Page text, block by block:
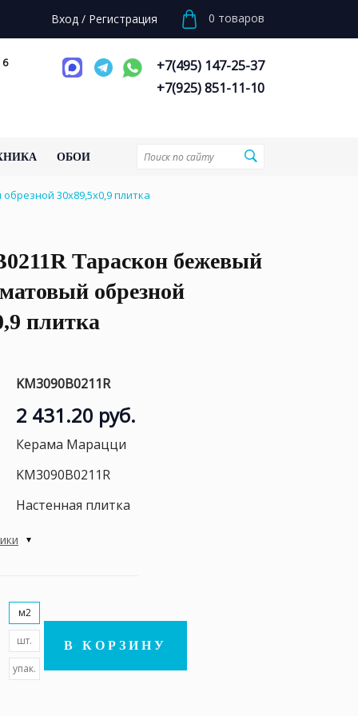
Вход / Регистрация 0 товаров
6
+7(495) 147-25-37
+7(925) 851-11-10
ОБОИ
30x89,5x0,9 плитка
Тараскон бежевый
обрезной
плитка
KM3090B0211R
2 431.20 руб.
Керама Марацци
KM3090B0211R
Настенная плитка
м2
шт.
упак.
В КОРЗИНУ